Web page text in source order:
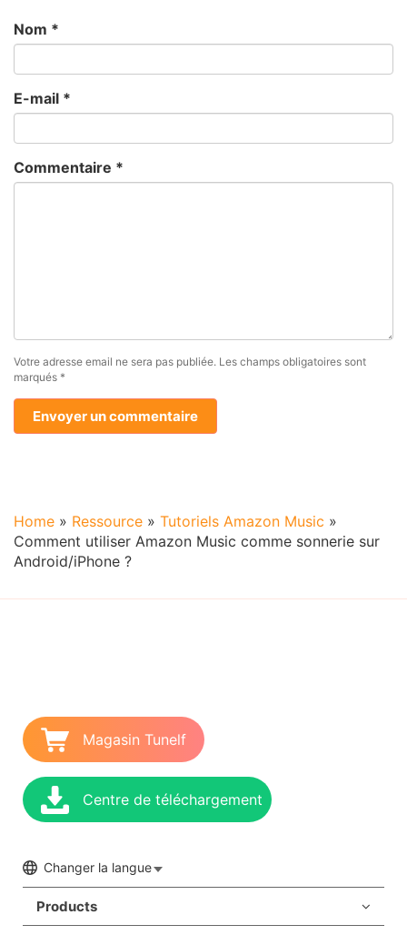
Nom *
E-mail *
Commentaire *
Votre adresse email ne sera pas publiée. Les champs obligatoires sont
marqués *
Home » Ressource » Tutoriels Amazon Music »
Comment utiliser Amazon Music comme sonnerie sur
Android/iPhone ?
Magasin Tunelf
Centre de téléchargement
Changer la langue
Products